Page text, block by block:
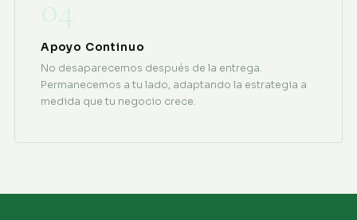
04
Apoyo Continuo
No desaparecemos después de la entrega.
Permanecemos a tu lado, adaptando la estrategia a
medida que tu negocio crece.